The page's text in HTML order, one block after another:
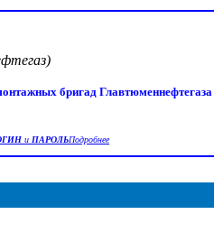
бригад Главтюменнефтегаза
и ПАРОЛЬПодробнее